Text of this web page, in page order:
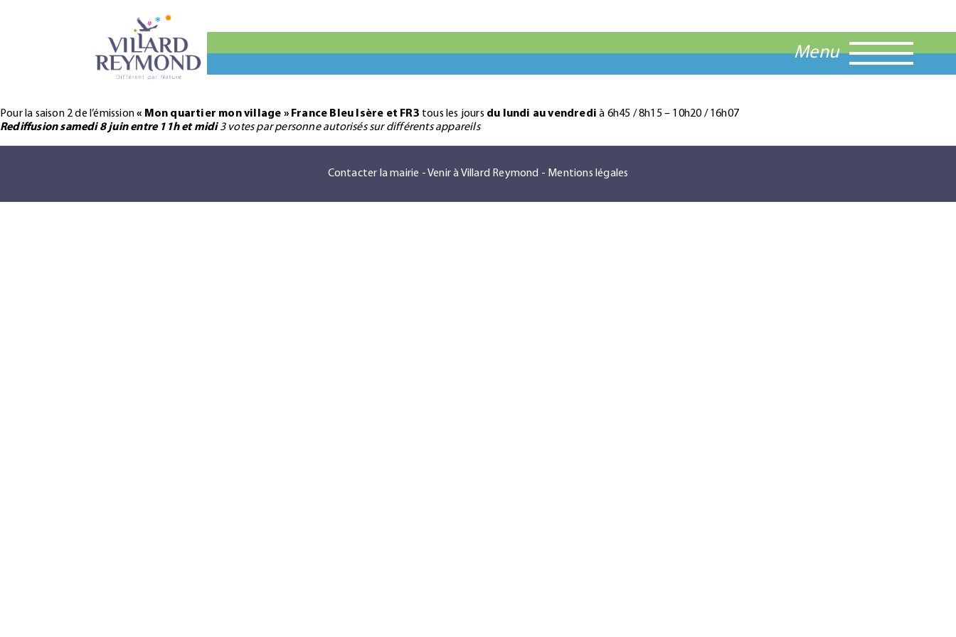
Menu
Pour la saison 2 de l’émission« Mon quartier mon village » France Bleu Isère et FR3 tous les jours du lundi au vendredi à 6h45 / 8h15 – 10h20 / 16h07
Rediffusion samedi 8 juin entre 11h et midi 3 votes par personne autorisés sur différents appareils
Contacter la mairie -Venir à Villard Reymond - Mentions légales